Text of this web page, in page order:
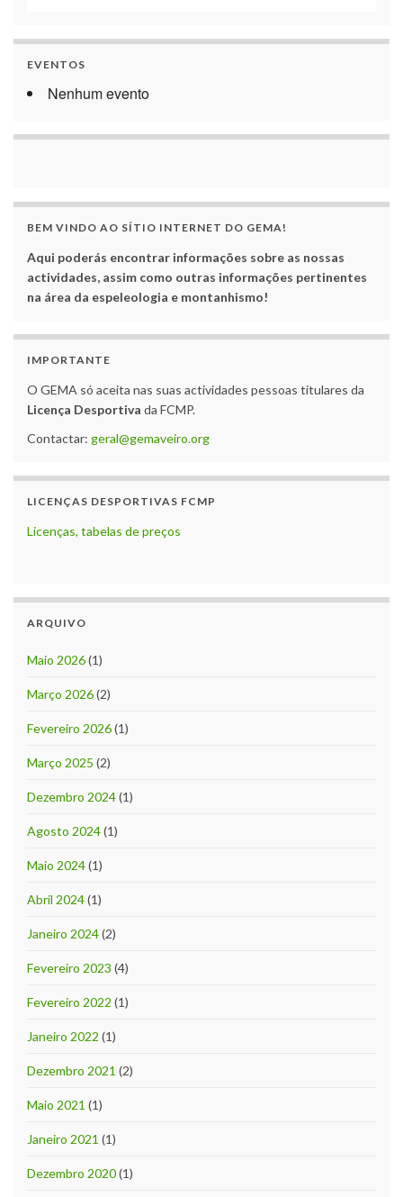
EVENTOS
Nenhum evento
BEM VINDO AO SÍTIO INTERNET DO GEMA!
Aqui poderás encontrar informações sobre as nossas
actividades, assim como outras informações pertinentes
na área da espeleologia e montanhismo!
IMPORTANTE
O GEMA só aceita nas suas actividades pessoas titulares da
Licença Desportiva da FCMP.
Contactar: geral@gemaveiro.org
LICENÇAS DESPORTIVAS FCMP
Licenças, tabelas de preços
ARQUIVO
Maio 2026(1)
Março 2026(2)
Fevereiro 2026(1)
Março 2025 (2)
Dezembro 2024(1)
Agosto 2024(1)
Maio 2024(1)
Abril 2024(1)
Janeiro 2024(2)
Fevereiro 2023 (4)
Fevereiro 2022 (1)
Janeiro 2022 (1)
Dezembro 2021 (2)
Maio 2021 (1)
Janeiro 2021 (1)
Dezembro 2020(1)